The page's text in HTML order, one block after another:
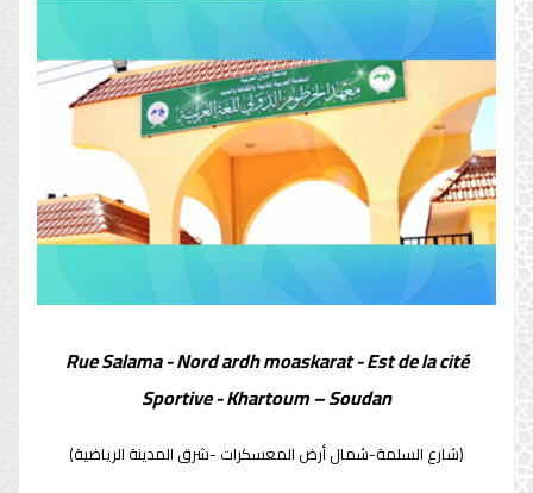
Rue Salama - Nord ardh moaskarat - Est de la cité
Sportive - Khartoum – Soudan
(شارع السلمة-شمال أرض المعسكرات -شرق المدينة الرياضية)